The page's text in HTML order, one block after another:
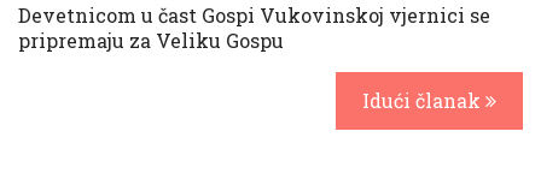
Devetnicom u čast Gospi Vukovinskoj vjernici se
pripremaju za Veliku Gospu
Idući članak